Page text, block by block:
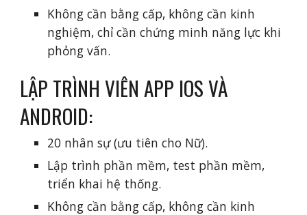
Không cần bằng cấp, không cần kinh
nghiệm, chỉ cần chứng minh năng lực khi
phỏng vấn.
LẬP TRÌNH VIÊN APP IOS VÀ
ANDROID:
20 nhân sự (ưu tiên cho Nữ).
Lập trình phần mềm, test phần mềm,
triển khai hệ thống.
Không cần bằng cấp, không cần kinh